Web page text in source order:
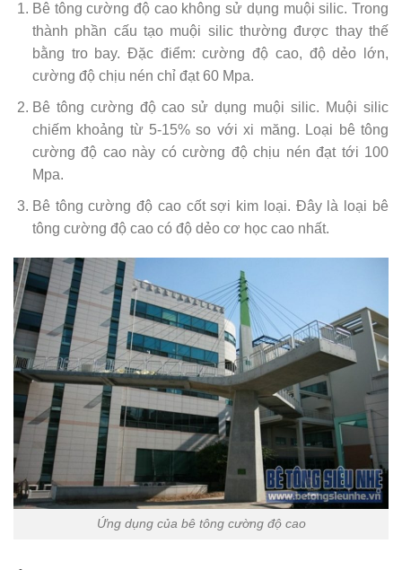
Bê tông cường độ cao không sử dụng muội silic. Trong
thành phần cấu tạo muội silic thường được thay thế
bằng tro bay. Đặc điểm: cường độ cao, độ dẻo lớn,
cường độ chịu nén chỉ đạt 60 Mpa.
Bê tông cường độ cao sử dụng muội silic. Muội silic
chiếm khoảng từ 5-15% so với xi măng. Loại bê tông
cường độ cao này có cường độ chịu nén đạt tới 100
Mpa.
Bê tông cường độ cao cốt sợi kim loại. Đây là loại bê
tông cường độ cao có độ dẻo cơ học cao nhất.
Ứng dụng của bê tông cường độ cao